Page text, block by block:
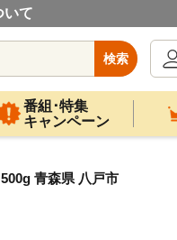
いて
検索
番組･特集
キャンペーン
青森県 八戸市